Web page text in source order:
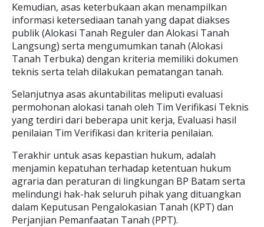
Kemudian, asas keterbukaan akan menampilkan
informasi ketersediaan tanah yang dapat diakses
publik (Alokasi Tanah Reguler dan Alokasi Tanah
Langsung) serta mengumumkan tanah (Alokasi
Tanah Terbuka) dengan kriteria memiliki dokumen
teknis serta telah dilakukan pematangan tanah.
Selanjutnya asas akuntabilitas meliputi evaluasi
permohonan alokasi tanah oleh Tim Verifikasi Teknis
yang terdiri dari beberapa unit kerja, Evaluasi hasil
penilaian Tim Verifikasi dan kriteria penilaian.
Terakhir untuk asas kepastian hukum, adalah
menjamin kepatuhan terhadap ketentuan hukum
agraria dan peraturan di lingkungan BP Batam serta
melindungi hak-hak seluruh pihak yang dituangkan
dalam Keputusan Pengalokasian Tanah (KPT) dan
Perjanjian Pemanfaatan Tanah (PPT).